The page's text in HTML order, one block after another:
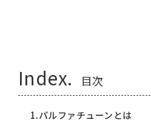
Index. 目次
1.パルファチューンとは